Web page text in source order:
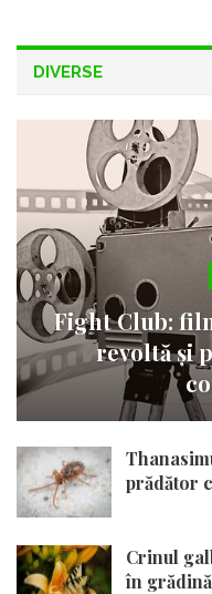
DIVERSE
Fight Club:
revoltă și
prădător
Crinul
în grădină